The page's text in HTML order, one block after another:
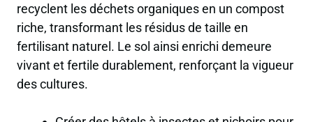
recyclent les déchets organiques en un compost
riche, transformant les résidus de taille en
fertilisant naturel. Le sol ainsi enrichi demeure
vivant et fertile durablement, renforçant la vigueur
des cultures.